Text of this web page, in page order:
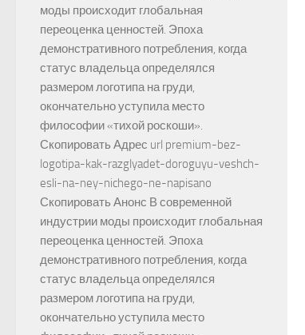
моды происходит глобальная
переоценка ценностей. Эпоха
демонстративного потребления, когда
статус владельца определялся
размером логотипа на груди,
окончательно уступила место
философии «тихой роскоши».
Скопировать Адрес url premium-bez-
logotipa-kak-razglyadet-doroguyu-veshch-
esli-na-ney-nichego-ne-napisano
Скопировать Анонс В современной
индустрии моды происходит глобальная
переоценка ценностей. Эпоха
демонстративного потребления, когда
статус владельца определялся
размером логотипа на груди,
окончательно уступила место